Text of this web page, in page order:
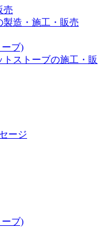
売
製造・施工・販売
ブ)
ストーブの施工・販
ージ
ブ)